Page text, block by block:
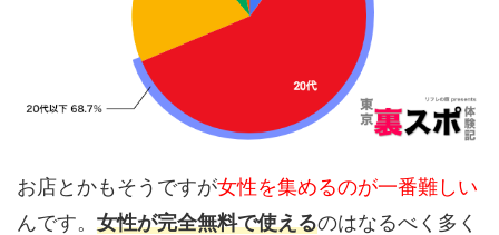
お店とかもそうですが女性を集めるのが一番難しい
んです。 女性が完全無料で使えるのはなるべく多く